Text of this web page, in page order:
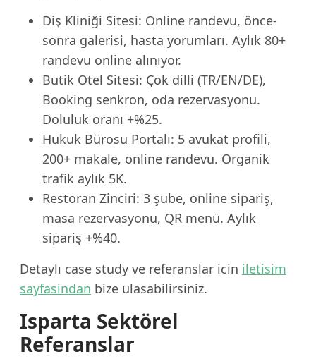
Diş Kliniği Sitesi: Online randevu, önce-
sonra galerisi, hasta yorumları. Aylık 80+
randevu online alınıyor.
Butik Otel Sitesi: Çok dilli (TR/EN/DE),
Booking senkron, oda rezervasyonu.
Doluluk oranı +%25.
Hukuk Bürosu Portalı: 5 avukat profili,
200+ makale, online randevu. Organik
trafik aylık 5K.
Restoran Zinciri: 3 şube, online sipariş,
masa rezervasyonu, QR menü. Aylık
sipariş +%40.
Detaylı case study ve referanslar icin iletisim
sayfasindan bize ulasabilirsiniz.
Isparta Sektörel
Referanslar